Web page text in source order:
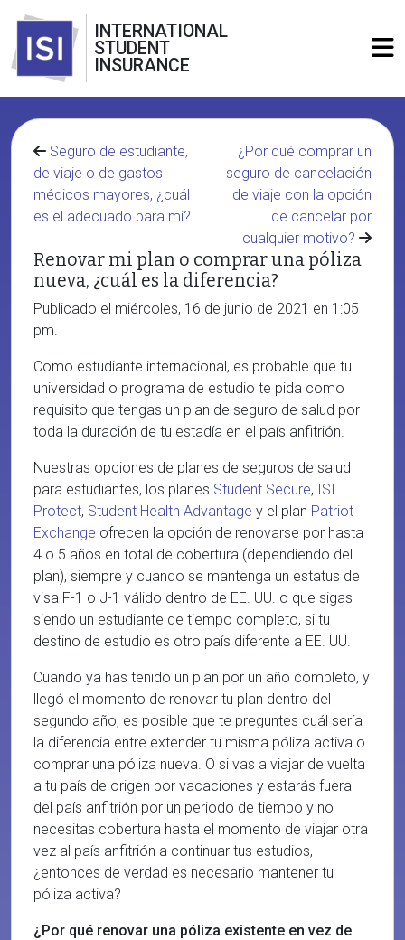
INTERNATIONAL
STUDENT
INSURANCE
Seguro de estudiante,
de viaje o de gastos
médicos mayores, ¿cuál
es el adecuado para mí?
¿Por qué comprar un
seguro de cancelación
de viaje con la opción
de cancelar por
cualquier motivo?
Renovar mi plan o comprar una póliza
nueva, ¿cuál es la diferencia?
Publicado el miércoles, 16 de junio de 2021 en 1:05
pm.
Como estudiante internacional, es probable que tu
universidad o programa de estudio te pida como
requisito que tengas un plan de seguro de salud por
toda la duración de tu estadía en el país anfitrión.
Nuestras opciones de planes de seguros de salud
para estudiantes, los planes Student Secure, ISI
Protect, Student Health Advantage y el plan Patriot
Exchange ofrecen la opción de renovarse por hasta
4 o 5 años en total de cobertura (dependiendo del
plan), siempre y cuando se mantenga un estatus de
visa F-1 o J-1 válido dentro de EE. UU. o que sigas
siendo un estudiante de tiempo completo, si tu
destino de estudio es otro país diferente a EE. UU.
Cuando ya has tenido un plan por un año completo, y
llegó el momento de renovar tu plan dentro del
segundo año, es posible que te preguntes cuál sería
la diferencia entre extender tu misma póliza activa o
comprar una póliza nueva. O si vas a viajar de vuelta
a tu país de origen por vacaciones y estarás fuera
del país anfitrión por un periodo de tiempo y no
necesitas cobertura hasta el momento de viajar otra
vez al país anfitrión a continuar tus estudios,
¿entonces de verdad es necesario mantener tu
póliza activa?
¿Por qué renovar una póliza existente en vez de